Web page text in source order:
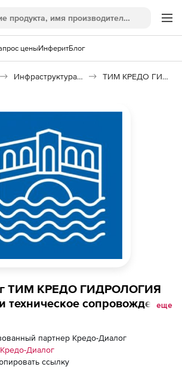
ценыИнферитБлог
Инфраструктура: изыскания, генплан, транспорт ТИМ КРЕДО ГИДРОЛОГИЯ
ТИМ КРЕДО ГИДРОЛОГИЯ
техническое сопровождение
КРЕДО), цена за 1
еще
партнер Кредо-Диалог
Кредо-Диалог
ссылку